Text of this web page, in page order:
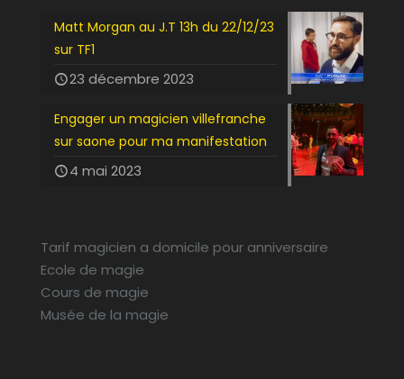
Matt Morgan au J.T 13h du 22/12/23
sur TF1
23 décembre 2023
Engager un magicien villefranche
sur saone pour ma manifestation
4 mai 2023
Tarif magicien a domicile pour anniversaire
Ecole de magie
Cours de magie
Musée de la magie